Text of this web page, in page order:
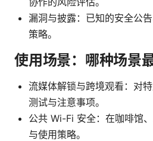
漏洞与披露：已知的安全公
策略。
使用场景：哪种场景
流媒体解锁与跨境观看：对
测试与注意事项。
公共 Wi-Fi 安全：在咖啡馆
与使用策略。